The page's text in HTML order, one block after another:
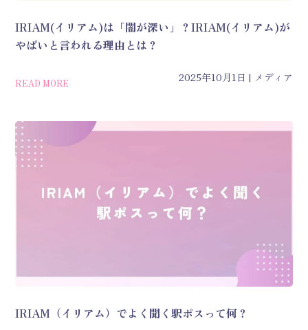
2025年10月1日 メディア
IRIAM(イリアム)は「闇が深い」？IRIAM(イリアム)が
やばいと言われる理由とは？
READ MORE
IRIAM（イリアム）でよく聞く駅ポスって何？